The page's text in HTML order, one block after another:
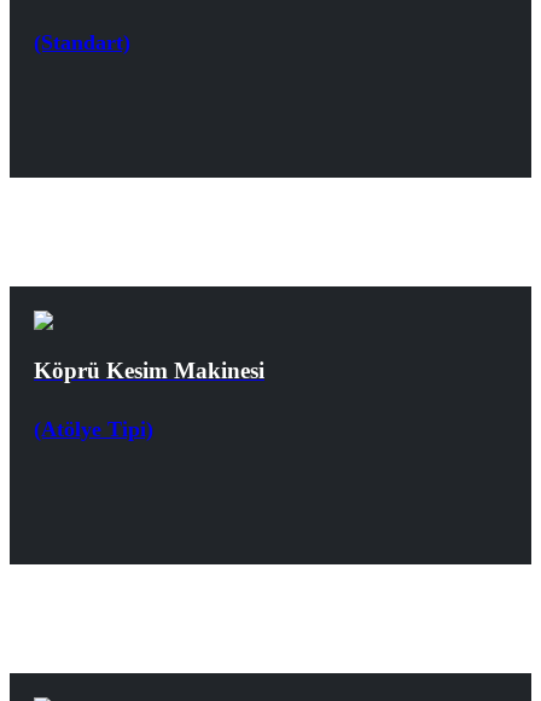
(Standart)
Köprü Kesim Makinesi
(Atölye Tipi)